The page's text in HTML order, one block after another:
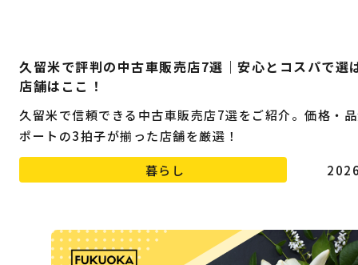
久留米で評判の中古車販売店7選｜安心とコスパで選
店舗はここ！
久留米で信頼できる中古車販売店7選をご紹介。価格・
ポートの3拍子が揃った店舗を厳選！
暮らし